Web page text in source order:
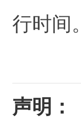
行时间。
声明：